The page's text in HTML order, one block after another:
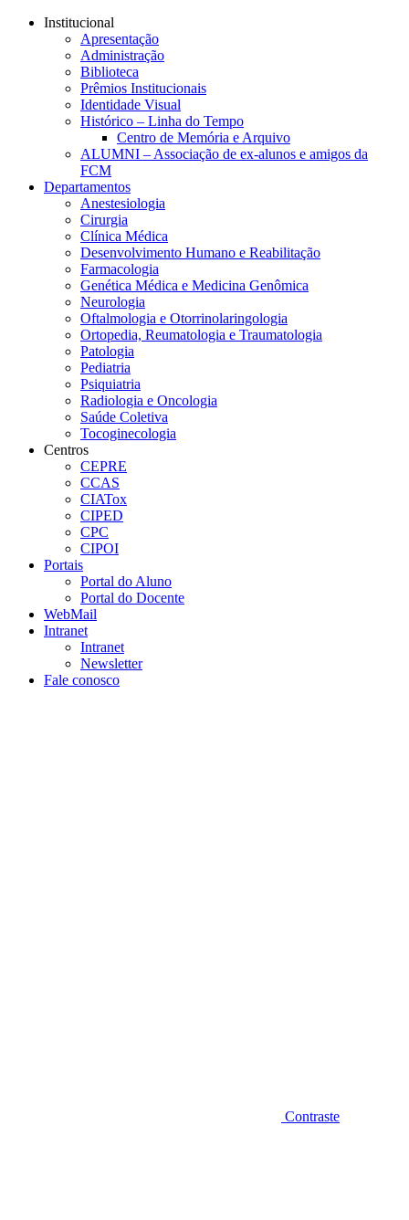
Conteúdo principal
Institucional
Apresentação
Administração
Biblioteca
Prêmios Institucionais
Identidade Visual
Histórico – Linha do Tempo
Centro de Memória e Arquivo
ALUMNI – Associação de ex-alunos e amigos da
FCM
Departamentos
Anestesiologia
Cirurgia
Clínica Médica
Desenvolvimento Humano e Reabilitação
Farmacologia
Genética Médica e Medicina Genômica
Neurologia
Oftalmologia e Otorrinolaringologia
Ortopedia, Reumatologia e Traumatologia
Patologia
Pediatria
Psiquiatria
Radiologia e Oncologia
Saúde Coletiva
Tocoginecologia
Centros
CEPRE
CCAS
CIATox
CIPED
CPC
CIPOI
Portais
Portal do Aluno
Portal do Docente
WebMail
Intranet
Intranet
Newsletter
Fale conosco
Contraste